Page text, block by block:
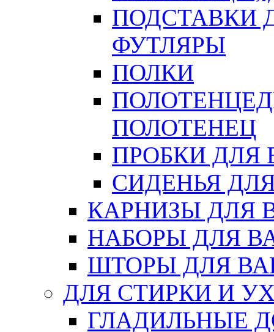
ПОДСТАВКИ
ФУТЛЯРЫ
ПОЛКИ
ПОЛОТЕНЕЦ
ПРОБКИ ДЛЯ
СИДЕНЬЯ
КАРНИЗЫ ДЛЯ
НАБОРЫ ДЛЯ
ШТОРЫ ДЛЯ
ДЛЯ СТИРКИ И
ГЛАДИЛЬНЫЕ